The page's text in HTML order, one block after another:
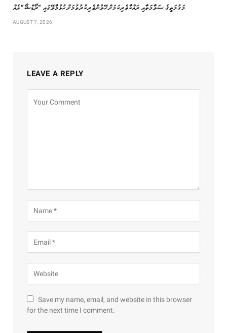
މަގުމަތީގެ ސަލާމަތާއި ރައްކާތެރިކަމަށް ހޭލުންތެރިކުރުވުމަށް ހުޅުމާލޭގައި “ރޯޑްޝޯ” އެއް
AUGUST 7, 2026
LEAVE A REPLY
Save my name, email, and website in this browser
for the next time I comment.